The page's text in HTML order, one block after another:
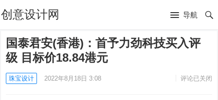
创意设计网 导航
国泰君安(香港)：首予力劲科技买入评
级 目标价18.84港元
珠宝设计 2022年8月18日 3:08 评论已关闭